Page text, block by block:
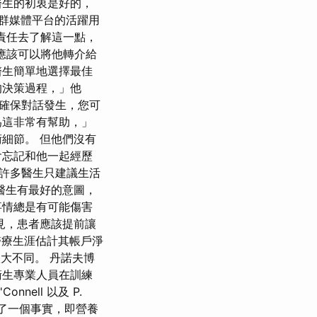
媒體平台的活躍用
去了解這一點，
該可以將他轉介給
簡單地選擇最佳
策過程，」他
保對話發生，您可
非常有幫助，」
節。 但他們沒有
記和他一起經歷
多醫生只建議生活
有最好的意圖，
總是有可能傷害
患者應該提前讓
生涯估計其帳戶淨
不同。 丹諾夫博
專業人員在訓練
以及 P.
一個事實，即營養